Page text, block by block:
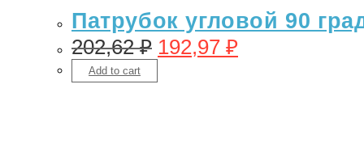
Патрубок угловой 90
202,62₽ 192,97 ₽
Add to cart